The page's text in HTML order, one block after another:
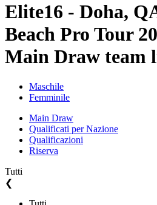
Elite16 - Doha,
Beach Pro Tour
Main Draw team
Maschile
Femminile
Main Draw
Qualificati per Nazione
Qualificazioni
Riserva
Tutti
❮